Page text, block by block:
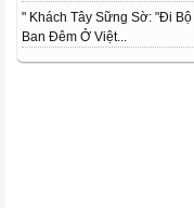
" Khách Tây Sững Sờ: "Đi Bộ
Ban Đêm Ở Việt...